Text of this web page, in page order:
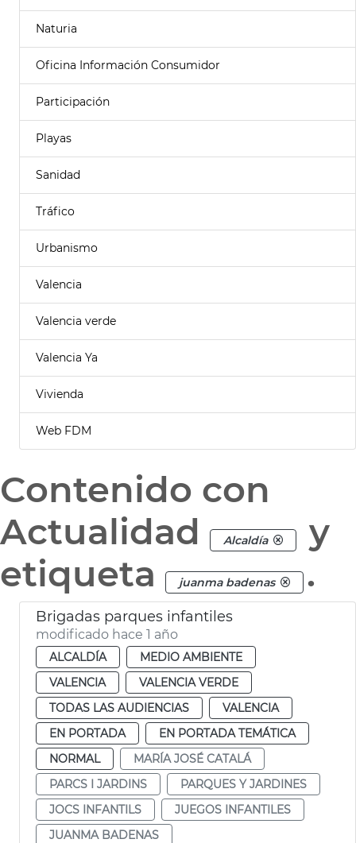
Naturia
Oficina Información Consumidor
Participación
Playas
Sanidad
Tráfico
Urbanismo
Valencia
Valencia verde
Valencia Ya
Vivienda
Web FDM
Contenido con
Actualidad
Alcaldía
y
etiqueta
juanma badenas .
Brigadas parques infantiles
modificado hace 1 año
ALCALDÍA
MEDIO AMBIENTE
VALENCIA
VALENCIA VERDE
TODAS LAS AUDIENCIAS
VALENCIA
EN PORTADA
EN PORTADA TEMÁTICA
NORMAL
MARÍA JOSÉ CATALÁ
PARCS I JARDINS
PARQUES Y JARDINES
JOCS INFANTILS
JUEGOS INFANTILES
JUANMA BADENAS